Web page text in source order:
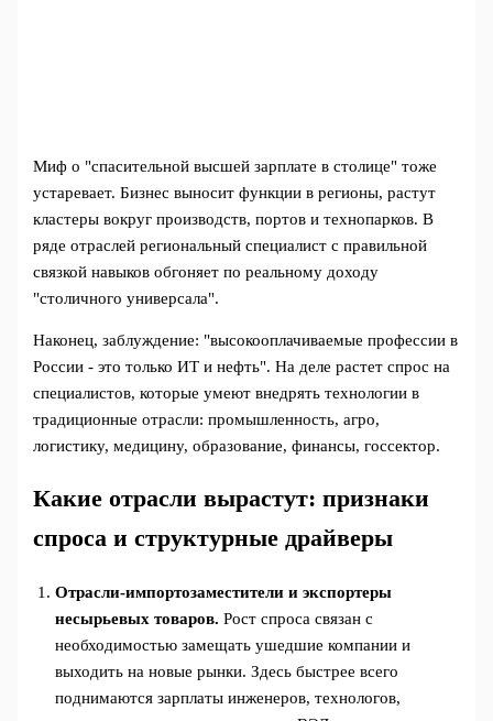
Миф о "спасительной высшей зарплате в столице" тоже
устаревает. Бизнес выносит функции в регионы, растут
кластеры вокруг производств, портов и технопарков. В
ряде отраслей региональный специалист с правильной
связкой навыков обгоняет по реальному доходу
"столичного универсала".
Наконец, заблуждение: "высокооплачиваемые профессии в
России - это только ИТ и нефть". На деле растет спрос на
специалистов, которые умеют внедрять технологии в
традиционные отрасли: промышленность, агро,
логистику, медицину, образование, финансы, госсектор.
Какие отрасли вырастут: признаки
спроса и структурные драйверы
Отрасли-импортозаместители и экспортеры
несырьевых товаров. Рост спроса связан с
необходимостью замещать ушедшие компании и
выходить на новые рынки. Здесь быстрее всего
поднимаются зарплаты инженеров, технологов,